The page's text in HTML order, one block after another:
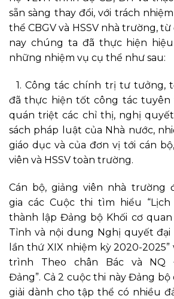
sẵn sàng thay đổi, với trách
thể CBGV và HSSV nhà trường, từ
nay chúng ta đã thực hiện
những nhiệm vụ cụ thể như sau:
1. Công tác chính trị tư tưởng,
đã thực hiện tốt công táctuyên
quán triệt các chỉ thị, nghị
sách pháp luật của Nhà nước,
giáo dục và của đơn vị tới cán
viên và HSSV toàn trường.
Cán bộ, giảng viên nhà trường
gia các Cuộc thi tìm hiểu
thành lập Đảng bộ Khối cơ
Tỉnh và nội dung Nghị quyết đại
lần thứ XIX nhiệm kỳ 2020-2025”
trình Theo chân Bác và NQ
Đảng”. Cả 2 cuộc thi này Đảng
giải dành cho tập thể có nhiều